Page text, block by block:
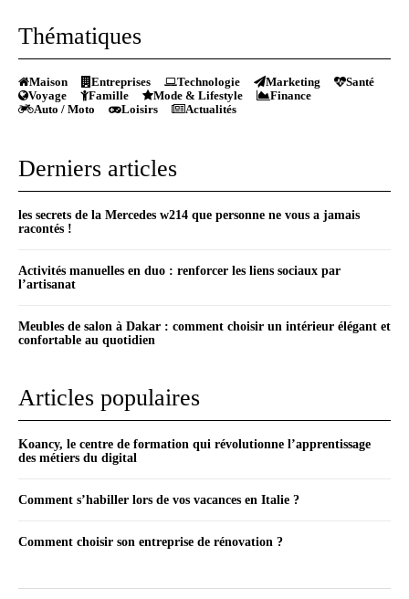
Thématiques
Maison Entreprises Technologie Marketing
Santé
Voyage
Famille Mode & Lifestyle
Finance
Auto / Moto
Loisirs Actualités
Derniers articles
les secrets de la Mercedes w214 que personne ne vous a jamais
racontés !
Activités manuelles en duo : renforcer les liens sociaux par
l’artisanat
Meubles de salon à Dakar : comment choisir un intérieur élégant et
confortable au quotidien
Articles populaires
Koancy, le centre de formation qui révolutionne l’apprentissage
des métiers du digital
Comment s’habiller lors de vos vacances en Italie ?
Comment choisir son entreprise de rénovation ?